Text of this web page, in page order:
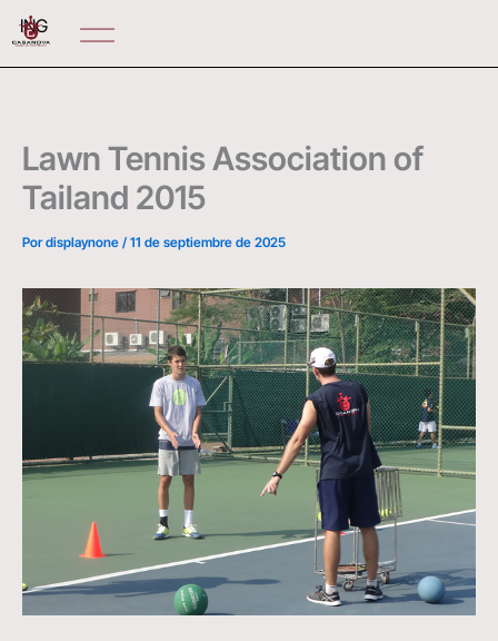
contenido
ING
Lawn Tennis Association of
Tailand 2015
Pordisplaynone / 11 de septiembre de 2025